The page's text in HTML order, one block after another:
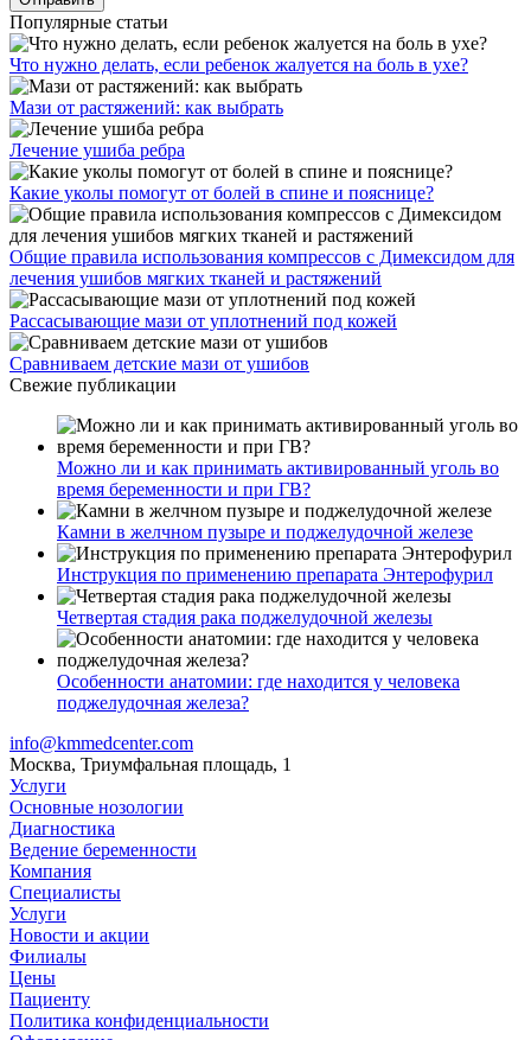
Популярные статьи
Что нужно делать, если ребенок жалуется на боль в ухе?
Мази от растяжений: как выбрать
Лечение ушиба ребра
Какие уколы помогут от болей в спине и пояснице?
Общие правила использования компрессов с Димексидом для
лечения ушибов мягких тканей и растяжений
Рассасывающие мази от уплотнений под кожей
Сравниваем детские мази от ушибов
Свежие публикации
Можно ли и как принимать активированный уголь во
время беременности и при ГВ?
Камни в желчном пузыре и поджелудочной железе
Инструкция по применению препарата Энтерофурил
Четвертая стадия рака поджелудочной железы
Особенности анатомии: где находится у человека
поджелудочная железа?
info@kmmedcenter.com
Москва, Триумфальная площадь, 1
Услуги
Основные нозологии
Диагностика
Ведение беременности
Компания
Специалисты
Услуги
Новости и акции
Филиалы
Цены
Пациенту
Политика конфиденциальности